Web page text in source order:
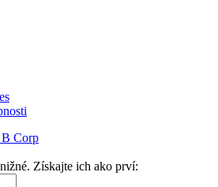
Corp
Získajte ich ako prví: